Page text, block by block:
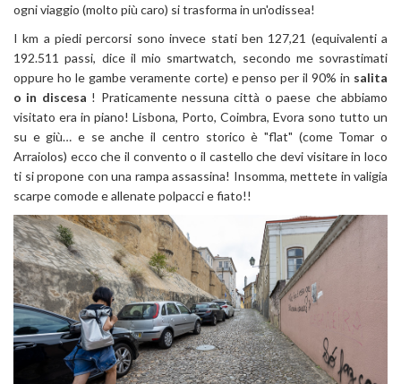
ogni viaggio (molto più caro) si trasforma in un'odissea!
I km a piedi percorsi sono invece stati ben 127,21 (equivalenti a
192.511 passi, dice il mio smartwatch, secondo me sovrastimati
oppure ho le gambe veramente corte) e penso per il 90% in salita
o in discesa ! Praticamente nessuna città o paese che abbiamo
visitato era in piano! Lisbona, Porto, Coimbra, Evora sono tutto un
su e giù… e se anche il centro storico è "flat" (come Tomar o
Arraiolos) ecco che il convento o il castello che devi visitare in loco
ti si propone con una rampa assassina! Insomma, mettete in valigia
scarpe comode e allenate polpacci e fiato!!